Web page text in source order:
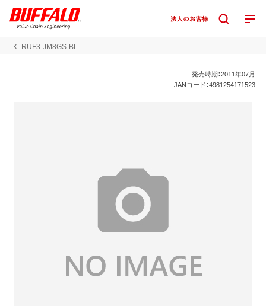
RUF3-JM8GS-BL
発売時期：2011年07月
JANコード：4981254171523